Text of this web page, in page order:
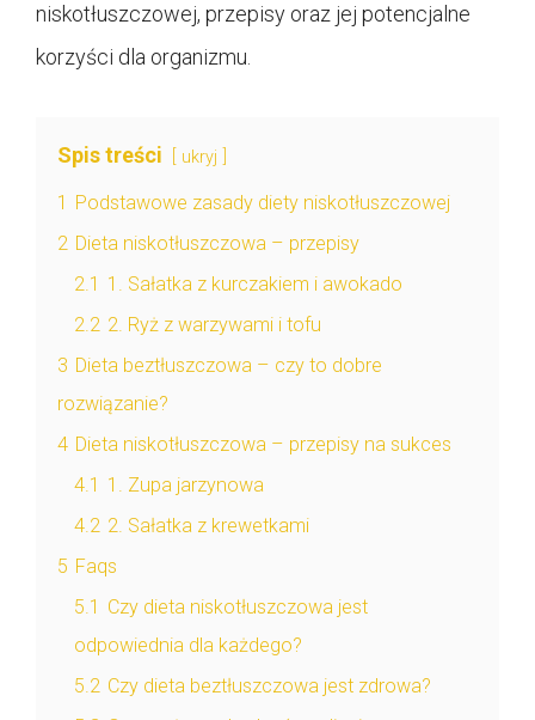
niskotłuszczowej, przepisy oraz jej potencjalne
korzyści dla organizmu.
Spis treści ukryj
1
Podstawowe zasady diety niskotłuszczowej
2 Dieta niskotłuszczowa – przepisy
2.1 1. Sałatka z kurczakiem i awokado
2.2 2. Ryż z warzywami i tofu
3 Dieta beztłuszczowa – czy to dobre
rozwiązanie?
4 Dieta niskotłuszczowa – przepisy na sukces
4.1 1. Zupa jarzynowa
4.2 2. Sałatka z krewetkami
5 Faqs
5.1 Czy dieta niskotłuszczowa jest
odpowiednia dla każdego?
5.2 Czy dieta beztłuszczowa jest zdrowa?